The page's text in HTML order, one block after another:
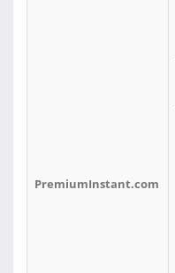
PremiumInstant.com